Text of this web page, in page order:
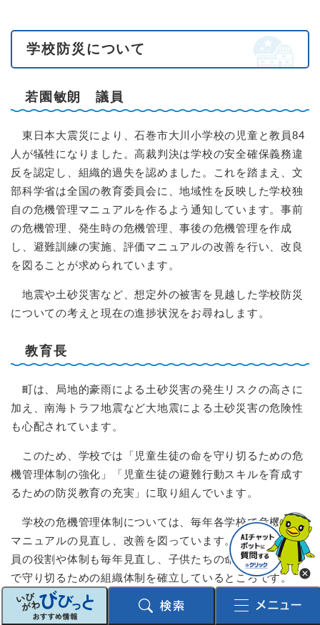
学校防災について
若園敏朗 議員
東日本大震災により、石巻市大川小学校の児童と教員84
人が犠牲になりました。高裁判決は学校の安全確保義務違
反を認定し、組織的過失を認めました。これを踏まえ、文
部科学省は全国の教育委員会に、地域性を反映した学校独
自の危機管理マニュアルを作るよう通知しています。事前
の危機管理、発生時の危機管理、事後の危機管理を作成
し、避難訓練の実施、評価マニュアルの改善を行い、改良
を図ることが求められています。
地震や土砂災害など、想定外の被害を見越した学校防災
についての考えと現在の進捗状況をお尋ねします。
教育長
町は、局地的豪雨による土砂災害の発生リスクの高さに
加え、南海トラフ地震など大地震による土砂災害の危険性
も心配されています。
このため、学校では「児童生徒の命を守り切るための危
機管理体制の強化」「児童生徒の避難行動スキルを育成す
るための防災教育の充実」に取り組んでいます。
学校の危機管理体制については、毎年各学校で危機管理
マニュアルの見直し、改善を図っています。避難時の教職
員の役割や体制も毎年見直し、子供たちの命を最善の方法
で守り切るための組織体制を確立しているところです。
さらに、南海トラフ地震臨時情報発表時の危機管理マニ